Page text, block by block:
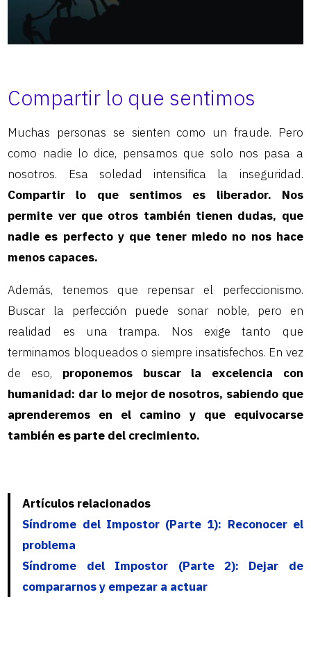
Compartir lo que sentimos
Muchas personas se sienten como un fraude. Pero
como nadie lo dice, pensamos que solo nos pasa a
nosotros. Esa soledad intensifica la inseguridad.
Compartir lo que sentimos es liberador. Nos
permite ver que otros también tienen dudas, que
nadie es perfecto y que tener miedo no nos hace
menos capaces.
Además, tenemos que repensar el perfeccionismo.
Buscar la perfección puede sonar noble, pero en
realidad es una trampa. Nos exige tanto que
terminamos bloqueados o siempre insatisfechos. En vez
de eso, proponemos buscar la excelencia con
humanidad: dar lo mejor de nosotros, sabiendo que
aprenderemos en el camino y que equivocarse
también es parte del crecimiento.
Artículos relacionados
Síndrome del Impostor (Parte 1): Reconocer el
problema
Síndrome del Impostor (Parte 2): Dejar de
compararnos y empezar a actuar